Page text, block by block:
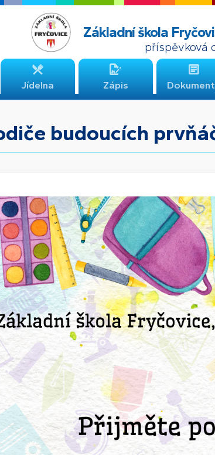
Základní škola
příspěvková
Jídelna Zápis
budoucích